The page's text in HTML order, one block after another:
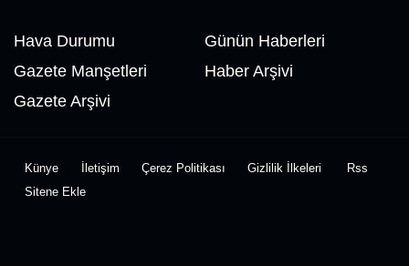
Hava Durumu
Günün Haberleri
Gazete Manşetleri
Haber Arşivi
Gazete Arşivi
Künye İletişim Çerez Politikası Gizlilik İlkeleri
Rss
Sitene Ekle